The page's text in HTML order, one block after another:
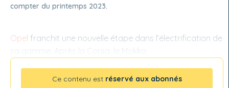
compter du printemps 2023.
Opel franchit une nouvelle étape dans l’électrification de
sa gamme. Après la Corsa, le Mokka
Ce contenu est réservé aux abonnés